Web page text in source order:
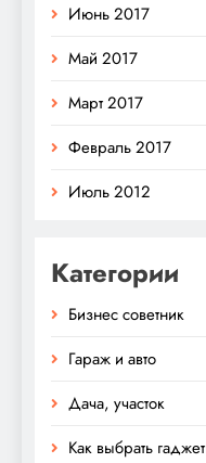
Июнь 2017
Май 2017
Март 2017
Февраль 2017
Июль 2012
Категории
Бизнес советник
Гараж и авто
Дача, участок
Как выбрать гаджет